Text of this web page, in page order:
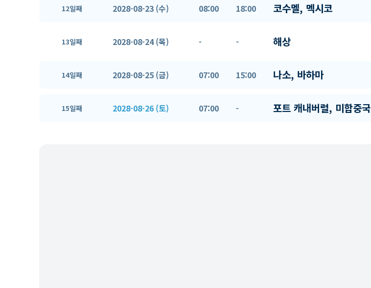
12일째 2028-08-23 (수) 08:00 18:00 코수멜, 멕시코
13일째 2028-08-24 (목) - - 해상
14일째 2028-08-25 (금) 07:00 15:00 나소, 바하마
15일째 2028-08-26 (토) 07:00 - 포트 캐내버럴, 미합중국